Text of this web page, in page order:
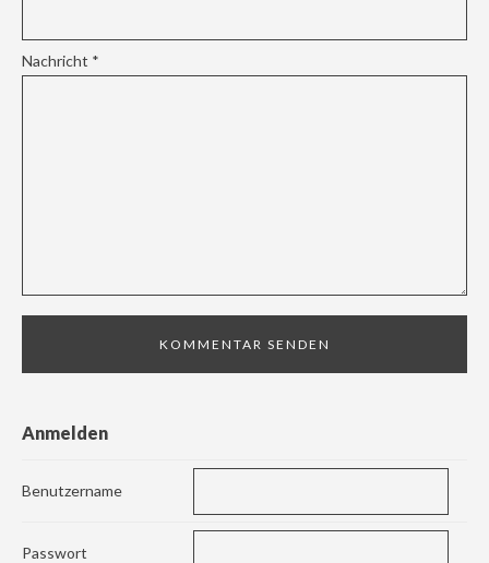
Nachricht *
Anmelden
Benutzername
Passwort